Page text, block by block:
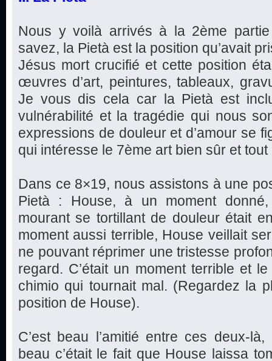
Nous y voilà arrivés à la 2ème
savez, la Pietà est la position qu’avait
Jésus mort crucifié et cette position
œuvres d’art, peintures, tableaux,
Je vous dis cela car la Pietà est
vulnérabilité et la tragédie qui nous
expressions de douleur et d’amour se
qui intéresse le 7ème art bien sûr et
Dans ce 8×19, nous assistons à une
Pietà : House, à un moment
mourant se tortillant de douleur était
moment aussi terrible, House veillait
ne pouvant réprimer une tristesse
regard. C’était un moment terrible et
chimio qui tournait mal. (Regardez la
position de House).
C’est beau l’amitié entre ces deux-
beau c’était le fait que House laissa